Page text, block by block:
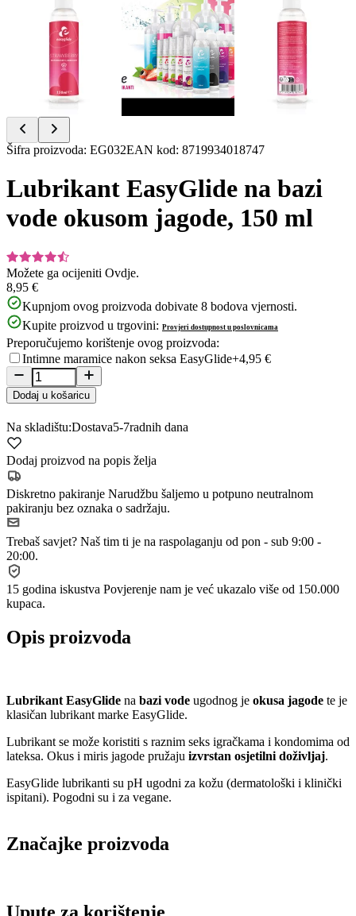
Item
of
Šifra proizvoda: EG032EAN kod: 8719934018747
Lubrikant EasyGlide na bazi
vode okusom jagode, 150 ml
Možete ga ocijeniti Ovdje.
8,95 €
Kupnjom ovog proizvoda dobivate 8 bodova vjernosti.
Kupite proizvod u trgovini: Provjeri dostupnost u poslovnicama
Preporučujemo korištenje ovog proizvoda:
Intimne maramice nakon seksa EasyGlide+4,95 €
Dodaj u košaricu
Na skladištu:Dostava5-7radnih dana
Dodaj proizvod na popis želja
Diskretno pakiranje Narudžbu šaljemo u potpuno neutralnom
pakiranju bez oznaka o sadržaju.
Trebaš savjet? Naš tim ti je na raspolaganju od pon - sub 9:00 -
20:00.
15 godina iskustva Povjerenje nam je već ukazalo više od 150.000
kupaca.
Opis proizvoda
Lubrikant EasyGlide na bazi vode ugodnog je okusa jagode te je
klasičan lubrikant marke EasyGlide.
Lubrikant se može koristiti s raznim seks igračkama i kondomima od
lateksa. Okus i miris jagode pružaju izvrstan osjetilni doživljaj.
EasyGlide lubrikanti su pH ugodni za kožu (dermatološki i klinički
ispitani). Pogodni su i za vegane.
Značajke proizvoda